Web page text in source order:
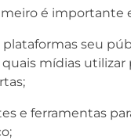
é importante
plataformas seu
mídias utilizar
e ferramentas